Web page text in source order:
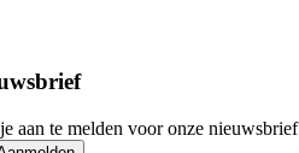
aan te melden voor onze nieuwsbrief